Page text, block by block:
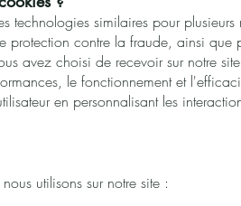
technologies similaires pour plusieurs
protection contre la fraude, ainsi que
avez choisi de recevoir sur notre
le fonctionnement et
en personnalisant les
utilisons sur notre site :